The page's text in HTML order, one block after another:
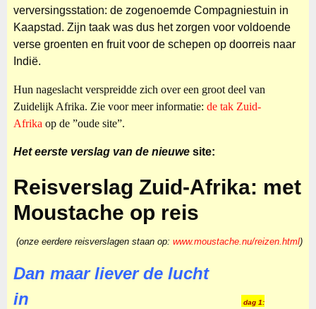
verversingsstation: de zogenoemde Compagniestuin in
Kaapstad. Zijn taak was dus het zorgen voor voldoende
verse groenten en fruit voor de schepen op doorreis naar
Indië.
Hun nageslacht verspreidde zich over een groot deel van
Zuidelijk Afrika. Zie voor meer informatie: de tak Zuid-
Afrika op de ”oude site”.
Het eerste verslag van de nieuwesite:
Reisverslag Zuid-Afrika: met
Moustache op reis
(onze eerdere reisverslagen staan op: www.moustache.nu/reizen.html)
Dan maar liever de lucht
in
dag 1: